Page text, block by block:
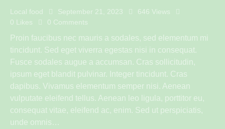
Local food September 21, 2023 646 Views
0 Likes 0 Comments
Proin faucibus nec mauris a sodales, sed elementum mi
tincidunt. Sed eget viverra egestas nisi in consequat.
Fusce sodales augue a accumsan. Cras sollicitudin,
ipsum eget blandit pulvinar. Integer tincidunt. Cras
dapibus. Vivamus elementum semper nisi. Aenean
vulputate eleifend tellus. Aenean leo ligula, porttitor eu,
consequat vitae, eleifend ac, enim. Sed ut perspiciatis,
unde omnis…